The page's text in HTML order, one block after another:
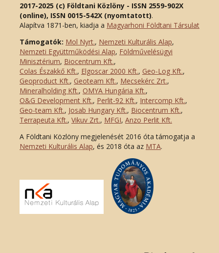
2017-2025 (c) Földtani Közlöny - ISSN 2559-902X
(online), ISSN 0015-542X (nyomtatott).
Alapítva 1871-ben, kiadja a Magyarhoni Földtani Társulat
Támogatók: Mol Nyrt., Nemzeti Kulturális Alap,
Nemzeti Együttműködési Alap, Földművelésügyi
Minisztérium, Biocentrum Kft.,
Colas Északkő Kft., Elgoscar 2000 Kft., Geo-Log Kft.,
Geoproduct Kft., Geoteam Kft., Mecsekérc Zrt.,
Mineralholding Kft., OMYA Hungária Kft.,
O&G Development Kft., Perlit-92 Kft., Intercomp Kft.,
Geo-team Kft., Josab Hungary Kft., Biocentrum Kft.,
Terrapeuta Kft., Vikuv Zrt., MFGI, Anzo Perlit Kft.
A Földtani Közlöny megjelenését 2016 óta támogatja a
Nemzeti Kulturális Alap, és 2018 óta az MTA.